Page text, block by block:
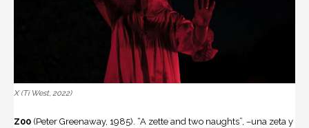
X (Ti West, 2022)
Z00 (Peter Greenaway, 1985). “A zette and two naughts”, –una zeta y